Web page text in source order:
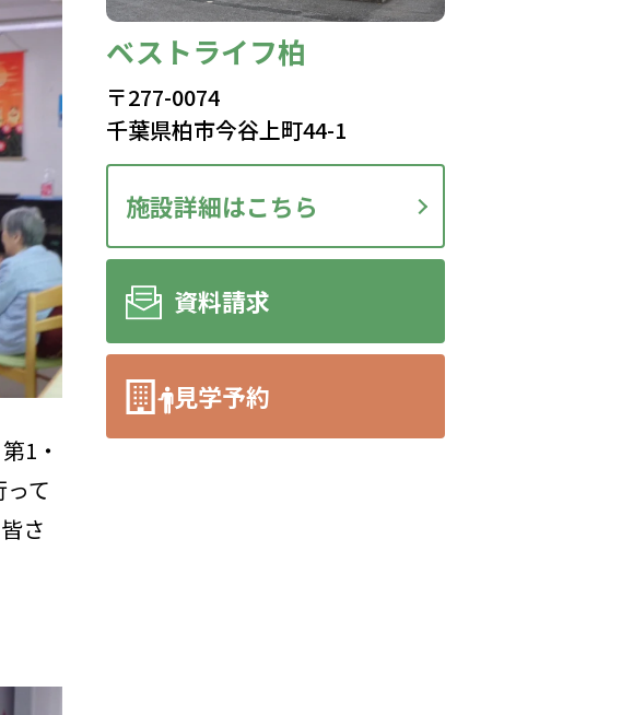
1・
て
さ
ベストライフ柏
〒277-0074
千葉県柏市今谷上町44-1
施設詳細はこちら
資料請求
見学予約